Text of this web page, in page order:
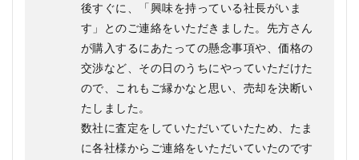
後すぐに、「興味を持っている社長がいま
す」とのご連絡をいただきました。先方さん
が購入するにあたっての懸念事項や、価格の
交渉など、その日のうちにやっていただけた
ので、これもご縁かなと思い、売却を決断い
たしました。
数社に査定をしていただいていたため、たま
に各社様からご連絡をいただいていたのです